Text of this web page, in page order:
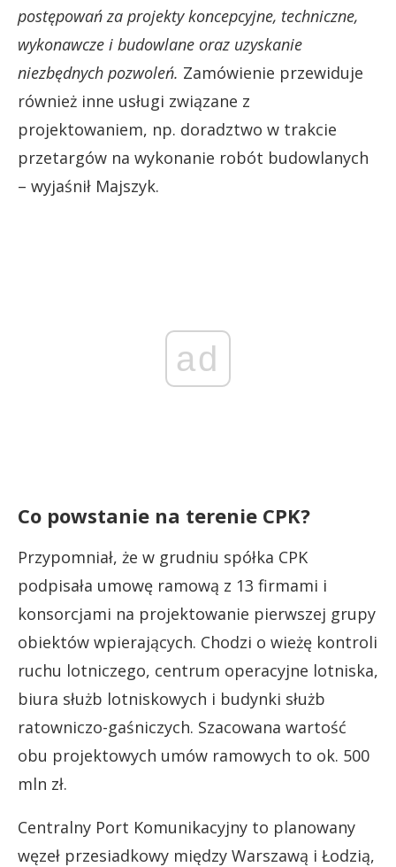
postępowań za projekty koncepcyjne, techniczne,
wykonawcze i budowlane oraz uzyskanie
niezbędnych pozwoleń. Zamówienie przewiduje
również inne usługi związane z
projektowaniem, np. doradztwo w trakcie
przetargów na wykonanie robót budowlanych
– wyjaśnił Majszyk.
ad
Co powstanie na terenie CPK?
Przypomniał, że w grudniu spółka CPK
podpisała umowę ramową z 13 firmami i
konsorcjami na projektowanie pierwszej grupy
obiektów wpierających. Chodzi o wieżę kontroli
ruchu lotniczego, centrum operacyjne lotniska,
biura służb lotniskowych i budynki służb
ratowniczo-gaśniczych. Szacowana wartość
obu projektowych umów ramowych to ok. 500
mln zł.
Centralny Port Komunikacyjny to planowany
węzeł przesiadkowy między Warszawą i Łodzią,